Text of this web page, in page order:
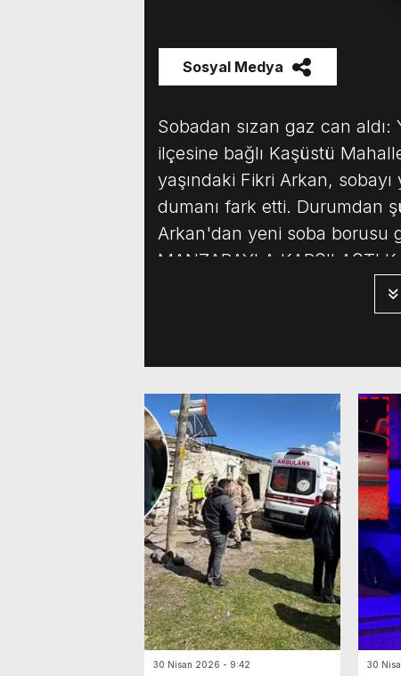
Sosyal Medya
Sobadan sızan gaz can aldı:
ilçesine bağlı Kaşüstü
yaşındaki Fikri Arkan,
dumanı fark etti. Durumdan
Arkan'dan yeni soba borusu
MANZARAYLA KARŞILAŞTI
30 Nisan 2026 - 9:42 30